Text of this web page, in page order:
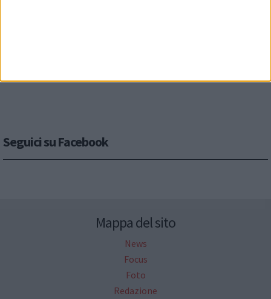
Seguici su Facebook
Mappa del sito
News
Focus
Foto
Redazione